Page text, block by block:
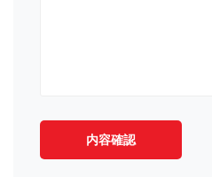
内容確認